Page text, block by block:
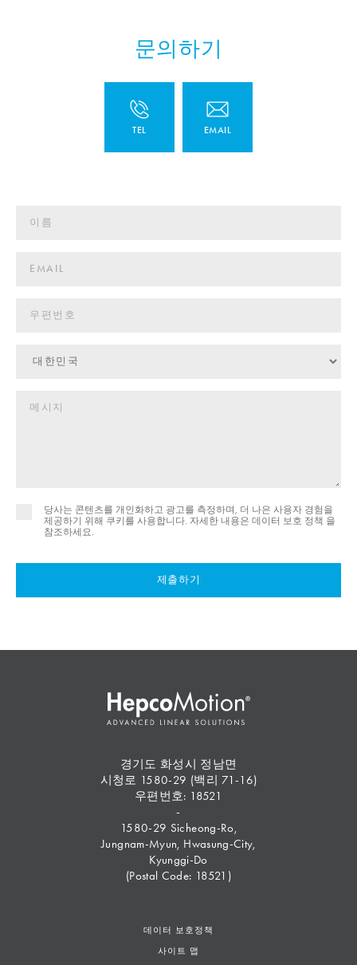
당사는 콘텐츠를 개인화하고 광고를 측정하며, 더 나은 사용자 경험을
제공하기 위해 쿠키를 사용합니다. 자세한 내용은 데이터 보호 정책 을
참조하세요.
제출하기
경기도 화성시 정남면
시청로 1580-29 (백리 71-16)
우편번호: 18521
-
1580-29 Sicheong-Ro,
Jungnam-Myun, Hwasung-City,
Kyunggi-Do
(Postal Code: 18521)
데이터 보호정책
사이트 맵